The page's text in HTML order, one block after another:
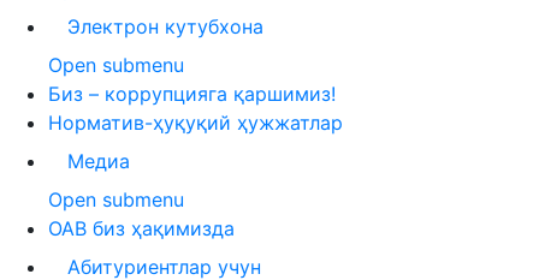
Электрон кутубхона
Open submenu
Биз – коррупцияга қаршимиз!
Норматив-ҳуқуқий ҳужжатлар
Медиа
Open submenu
ОАВ биз ҳақимизда
Абитуриентлар учун